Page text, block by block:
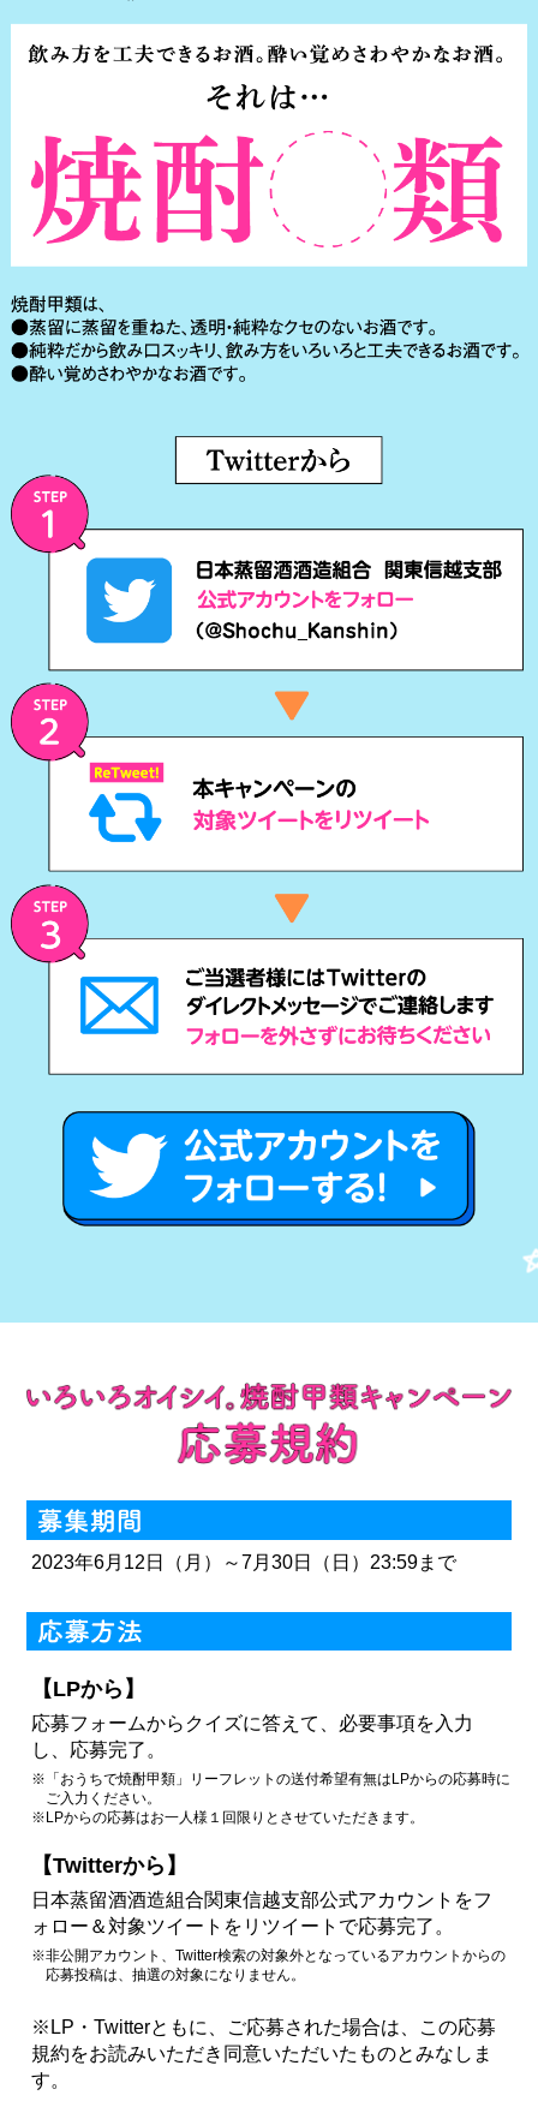
2023年6月12日（月）～7月30日（日）23:59まで
【LPから】
応募フォームからクイズに答えて、必要事項を入力
し、応募完了。
※「おうちで焼酎甲類」リーフレットの送付希望有無はLPからの応募時に
ご入力ください。
※LPからの応募はお一人様１回限りとさせていただきます。
【Twitterから】
日本蒸留酒酒造組合関東信越支部公式アカウントをフ
ォロー＆対象ツイートをリツイートで応募完了。
※非公開アカウント、Twitter検索の対象外となっているアカウントからの
応募投稿は、抽選の対象になりません。
※LP・Twitterともに、ご応募された場合は、この応募
規約をお読みいただき同意いただいたものとみなしま
す。